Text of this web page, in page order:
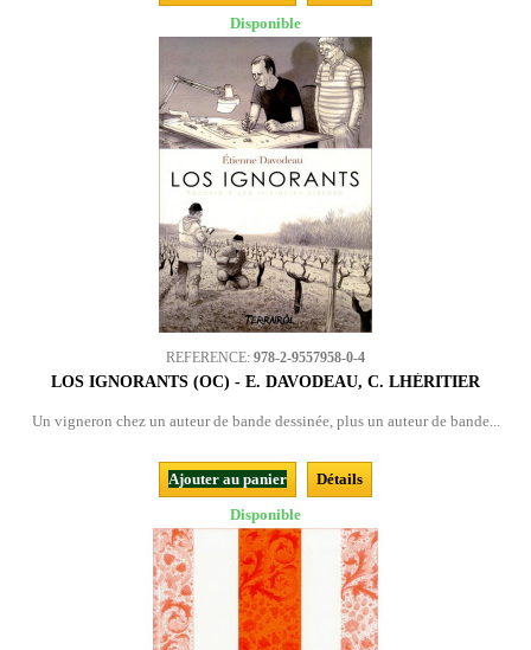
Disponible
REFERENCE: 978-2-9557958-0-4
LOS IGNORANTS (OC) - E. DAVODEAU, C. LHÉRITIER
Un vigneron chez un auteur de bande dessinée, plus un auteur de bande...
Ajouter au panier
Détails
Disponible